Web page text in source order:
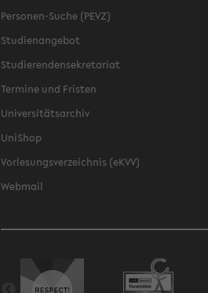
Personen-Suche (PEVZ)
Studienangebot
Studierendensekretariat
Termine und Fristen
Universitätsarchiv
UniShop
Vorlesungsverzeichnis (eKVV)
Webmail